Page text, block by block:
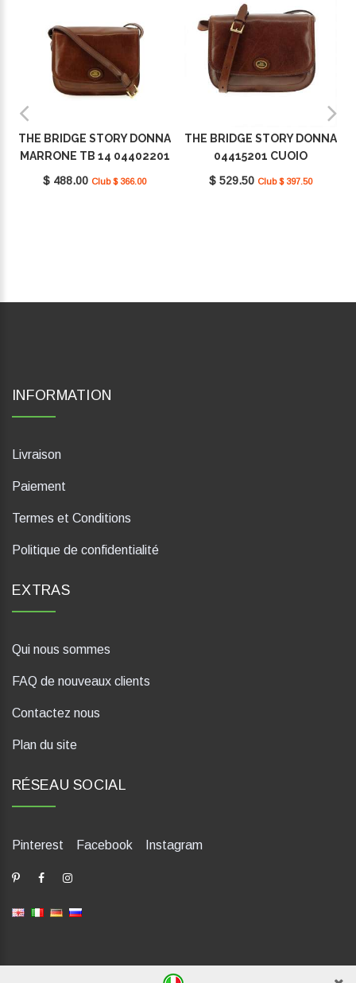
THE BRIDGE STORY DONNA
MARRONE TB 14 04402201
$ 488.00 Club $ 366.00
THE BRIDGE STORY DONNA
04415201 CUOIO
$ 529.50 Club $ 397.50
INFORMATION
Livraison
Paiement
Termes et Conditions
Politique de confidentialité
EXTRAS
Qui nous sommes
FAQ de nouveaux clients
Contactez nous
Plan du site
RÉSEAU SOCIAL
Pinterest Facebook Instagram